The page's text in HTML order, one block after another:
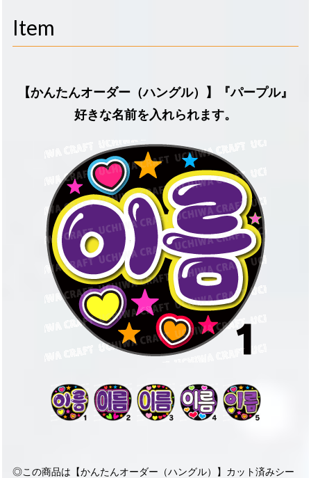
Item
【かんたんオーダー（ハングル）】『パープル』
好きな名前を入れられます。
◎この商品は【かんたんオーダー（ハングル）】カット済みシー